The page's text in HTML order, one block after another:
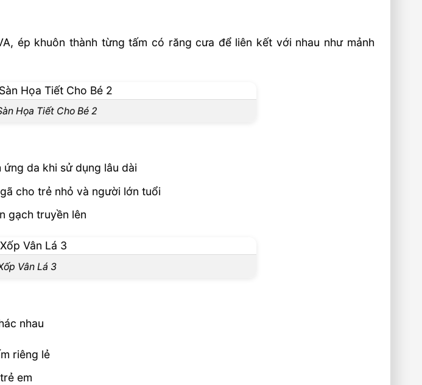
ép khuôn thành từng tấm có răng cưa để liên kết với nhau như mảnh
Họa Tiết Cho Bé 2
da khi sử dụng lâu dài
cho trẻ nhỏ và người lớn tuổi
gạch truyền lên
Vân Lá 3
nhau
riêng lẻ
em